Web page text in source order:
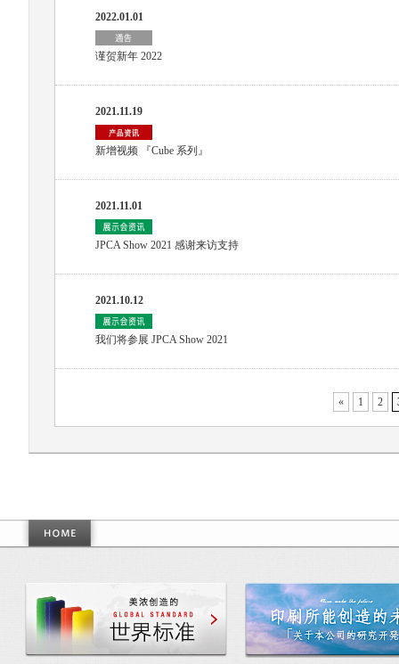
2022.01.01
谨贺新年 2022
2021.11.19
新增视频 『Cube 系列』
2021.11.01
JPCA Show 2021 感谢来访支持
2021.10.12
我们将参展 JPCA Show 2021
« 1 2
美浓创造的世界标准